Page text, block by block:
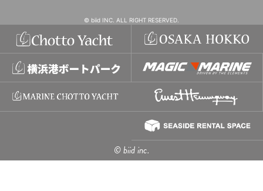
© biid INC. ALL RIGHT RESERVED.
© biid inc.